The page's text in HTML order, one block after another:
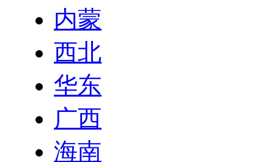
内蒙
西北
华东
广西
海南